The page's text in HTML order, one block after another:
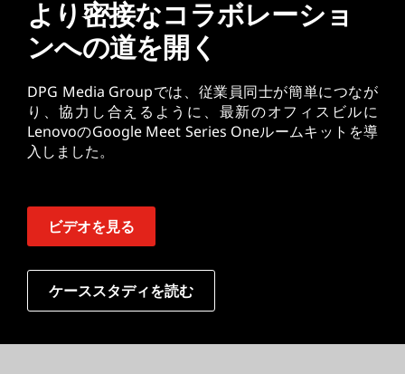
より密接なコラボレーショ
ンへの道を開く
DPG Media Groupでは、従業員同士が簡単につなが
り、協力し合えるように、最新のオフィスビルに
LenovoのGoogle Meet Series Oneルームキットを導
入しました。
ビデオを見る
ケーススタディを読む